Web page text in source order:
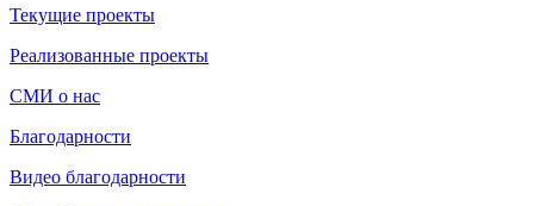
Текущие проекты
Реализованные проекты
СМИ о нас
Благодарности
Видео благодарности